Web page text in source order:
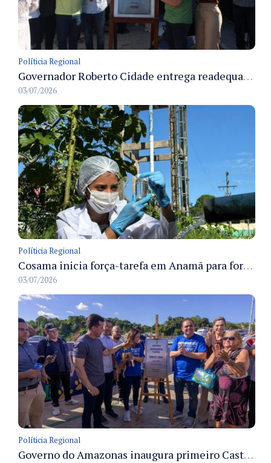
Políticia Regional
Governador Roberto Cidade entrega readequação do ambulatório da FCecon e amplia capacidade de atendimento oncológico em Manaus
03/07/2026
Políticia Regional
Cosama inicia força-tarefa em Anamã para fortalecer abastecimento de água e segurança hídrica da população
03/07/2026
Políticia Regional
Governo do Amazonas inaugura primeiro Castramóvel Fluvial para atendimento veterinário às comunidades ribeirinhas e castração gratuita